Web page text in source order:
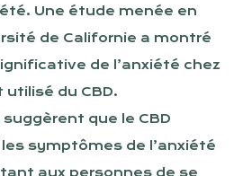
Une étude menée en
de Californie a montré
de l’anxiété chez
utilisé du CBD.
que le CBD
symptômes de l’anxiété
aux personnes de se